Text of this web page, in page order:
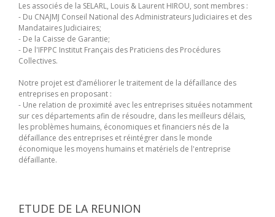
Les associés de la SELARL, Louis & Laurent HIROU, sont membres :
- Du CNAJMJ Conseil National des Administrateurs Judiciaires et des
Mandataires Judiciaires;
- De la Caisse de Garantie;
- De l'IFPPC Institut Français des Praticiens des Procédures
Collectives.
Notre projet est d’améliorer le traitement de la défaillance des
entreprises en proposant :
- Une relation de proximité avec les entreprises situées notamment
sur ces départements afin de résoudre, dans les meilleurs délais,
les problèmes humains, économiques et financiers nés de la
défaillance des entreprises et réintégrer dans le monde
économique les moyens humains et matériels de l'entreprise
défaillante.
ETUDE DE LA REUNION